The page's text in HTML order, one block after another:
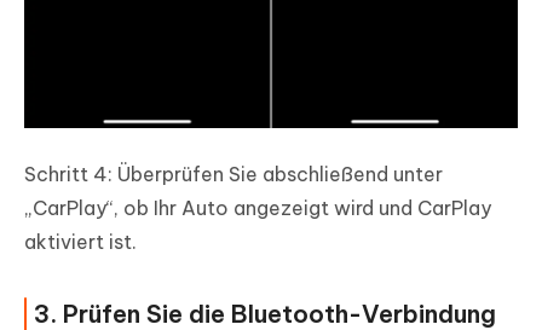
Schritt 4: Überprüfen Sie abschließend unter
„CarPlay“, ob Ihr Auto angezeigt wird und CarPlay
aktiviert ist.
3. Prüfen Sie die Bluetooth-Verbindung